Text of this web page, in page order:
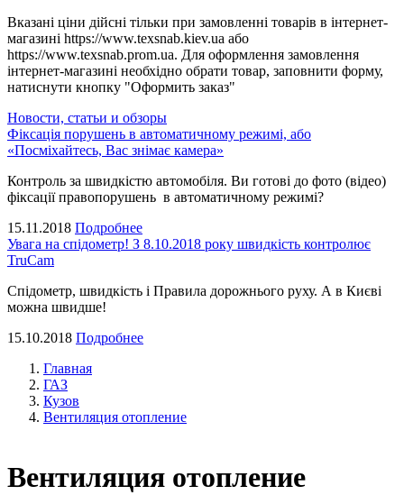
Вказані ціни дійсні тільки при замовленні товарів в інтернет-
магазині https://www.texsnab.kiev.ua або
https://www.texsnab.prom.ua. Для оформлення замовлення
інтернет-магазині необхідно обрати товар, заповнити форму,
натиснути кнопку "Оформить заказ"
Новости, статьи и обзоры
Фіксація порушень в автоматичному режимі, або
«Посміхайтесь, Вас знімає камера»
Контроль за швидкістю автомобіля. Ви готові до фото (відео)
фіксації правопорушень в автоматичному режимі?
15.11.2018 Подробнее
Увага на спідометр! З 8.10.2018 року швидкість контролює
TruCam
Спідометр, швидкість і Правила дорожнього руху. А в Києві
можна швидше!
15.10.2018 Подробнее
Главная
ГАЗ
Кузов
Вентиляция отопление
Вентиляция отопление